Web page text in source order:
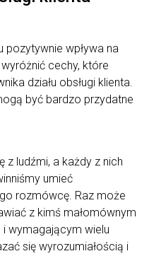
pozytywnie wpływa na
cechy, które
działu obsługi klienta.
być bardzo przydatne
z ludźmi, a każdy z nich
umieć
rozmówcę. Raz może
z kimś małomównym
wymagającym wielu
się wyrozumiałością i